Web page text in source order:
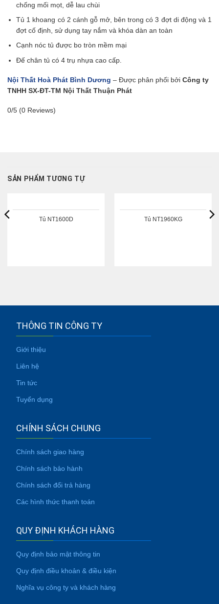
chống mối mọt, dễ lau chùi
Tủ 1 khoang có 2 cánh gỗ mở, bên trong có 3 đợt di động và 1
đợt cố định, sử dụng tay nắm và khóa dàn an toàn
Cạnh nóc tủ được bo tròn mềm mại
Đế chân tủ có 4 trụ nhựa cao cấp.
Nội Thất Hoà Phát Bình Dương – Được phân phối bởi Công ty
TNHH SX-ĐT-TM Nội Thất Thuận Phát
0/5 (0 Reviews)
SẢN PHẨM TƯƠNG TỰ
Tủ NT1600D Tủ NT1960KG
THÔNG TIN CÔNG TY
Giới thiệu
Liên hệ
Tin tức
Tuyển dụng
CHÍNH SÁCH CHUNG
Chính sách giao hàng
Chính sách bảo hành
Chính sách đổi trả hàng
Các hình thức thanh toán
QUY ĐỊNH KHÁCH HÀNG
Quy định bảo mật thông tin
Quy định điều khoản & điều kiện
Nghĩa vụ công ty và khách hàng